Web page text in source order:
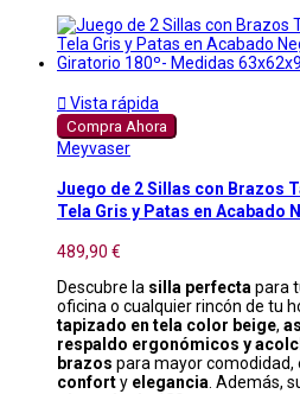
 Vista rápida
Compra Ahora
Meyvaser
Juego de 2 Sillas con Brazos
Tela Gris y Patas en Acabado
489,90 €
Descubre la silla perfecta para
oficina o cualquier rincón de tu
tapizado en tela color beige,
respaldo ergonómicos y
brazos para mayor comodidad,
conforty elegancia . Además,